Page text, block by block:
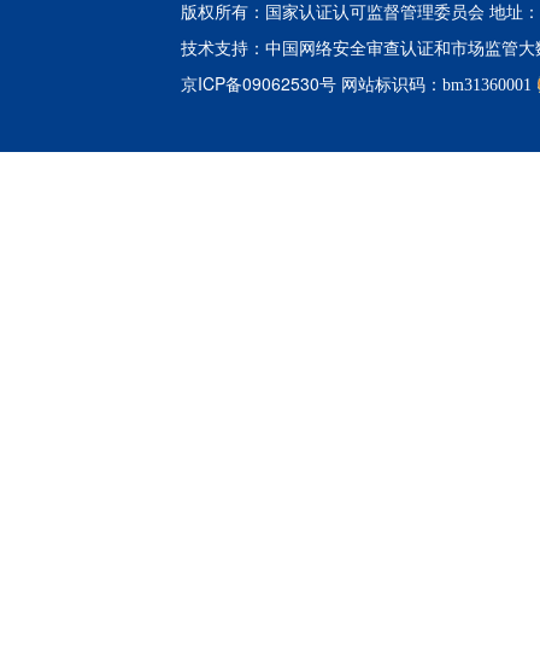
版权所有：国家认证认可监督管理委员会 地址
技术支持： 中国网络安全审查认证和市场监管
京ICP备09062530号 网站标识码：bm31360001